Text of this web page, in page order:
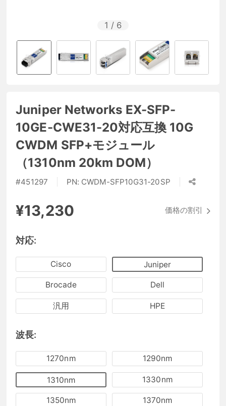
1 / 6
Juniper Networks EX-SFP-
10GE-CWE31-20対応互換 10G
CWDM SFP+モジュール
（1310nm 20km DOM）
#451297 PN: CWDM-SFP10G31-20SP
¥13,230 価格の割引
対応:
Cisco Juniper
Brocade Dell
汎用 HPE
波長:
1270nm 1290nm
1310nm 1330nm
1350nm 1370nm